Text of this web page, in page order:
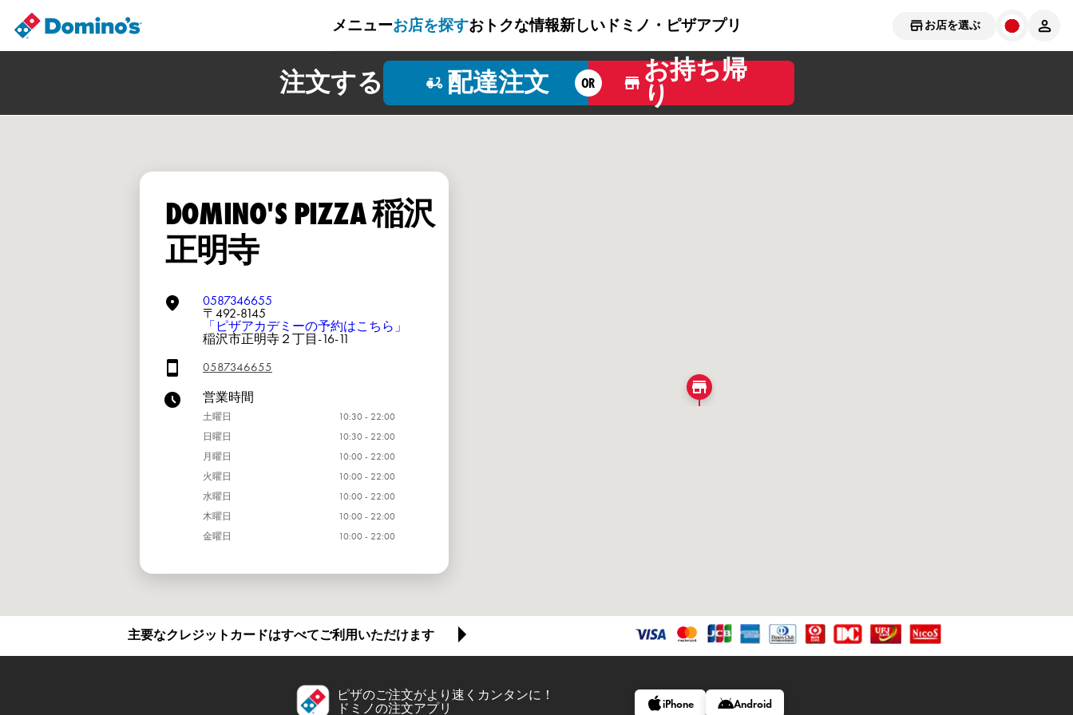
お店を選ぶ
メニューお店を探すおトクな情報新しいドミノ・ピザアプリ
注文する 配達注文 OR
お持ち帰
り
DOMINO'S PIZZA 稲沢
正明寺
0587346655
〒492-8145
「ピザアカデミーの予約はこちら」
稲沢市正明寺２丁目-16-11
0587346655
営業時間
土曜日
10:30 - 22:00
日曜日
10:30 - 22:00
月曜日
10:00 - 22:00
火曜日
10:00 - 22:00
水曜日
10:00 - 22:00
木曜日
10:00 - 22:00
金曜日
10:00 - 22:00
主要なクレジットカードはすべてご利用いただけます
ピザのご注文がより速くカンタンに！
ドミノの注文アプリ
iPhone Android